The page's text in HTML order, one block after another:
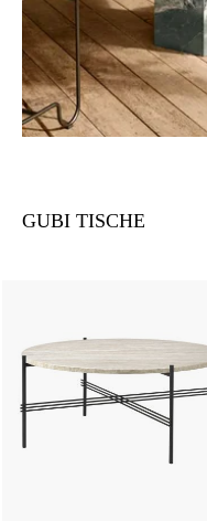
GUBI TISCHE